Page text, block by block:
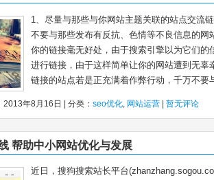
1、尽量与那些与你网站主题关联的站点交流
不要与那些发布有反抗、色情等不良信息的
你的链接毫无好处，由于搜索引擎以为它们
进行链接，由于这样简单让你的网站遭到无
链接的站点若是正充满着作弊行动，千万不要
年8月16日 | 分类： seo优化, 网站运营 暂无评论
帮助中小网站优化与发展
近日，搜狗搜索站长平台